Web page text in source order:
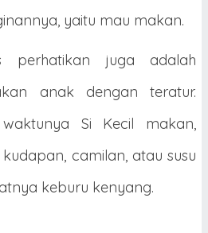
yaitu mau makan.
perhatikan juga adalah
anak dengan teratur.
Si Kecil makan,
camilan, atau susu
keburu kenyang.